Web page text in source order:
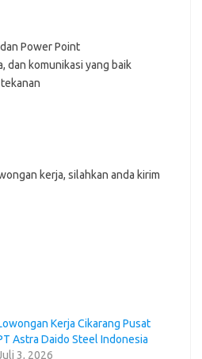
Power Point
dan komunikasi yang baik
kеrjа, ѕіlаhkаn аndа kіrіm
Kerja Cikarang Pusat
Astra Daido Steel Indonesia
3, 2026